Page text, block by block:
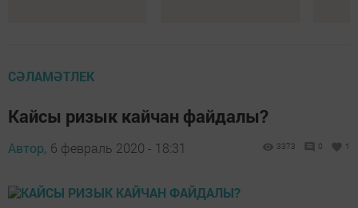
СӘЛАМӘТЛЕК
Кайсы ризык кайчан файдалы?
Автор, 6 февраль 2020 - 18:31 3373 0 1